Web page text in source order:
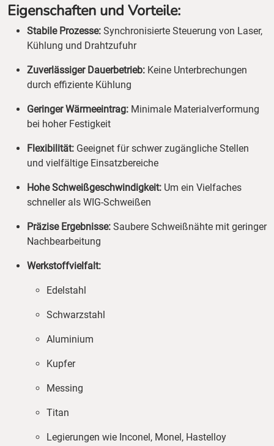
Eigenschaften und Vorteile:
Stabile Prozesse: Synchronisierte Steuerung von Laser,
Kühlung und Drahtzufuhr
Zuverlässiger Dauerbetrieb: Keine Unterbrechungen
durch effiziente Kühlung
Geringer Wärmeeintrag: Minimale Materialverformung
bei hoher Festigkeit
Flexibilität: Geeignet für schwer zugängliche Stellen
und vielfältige Einsatzbereiche
Hohe Schweißgeschwindigkeit: Um ein Vielfaches
schneller als WIG-Schweißen
Präzise Ergebnisse: Saubere Schweißnähte mit geringer
Nachbearbeitung
Werkstoffvielfalt:
Edelstahl
Schwarzstahl
Aluminium
Kupfer
Messing
Titan
Legierungen wie Inconel, Monel, Hastelloy